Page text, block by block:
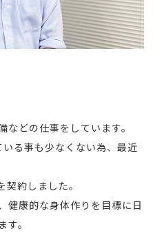
どの仕事をしています。
る事も少なくない為、最近
約しました。
健康的な身体作りを目標に日
。